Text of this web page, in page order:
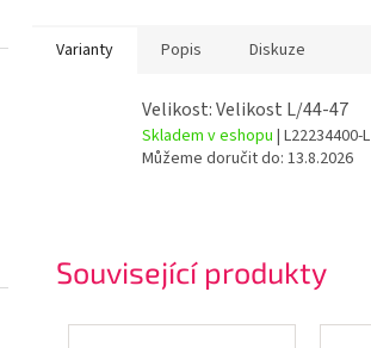
Související produkty
Varianty Popis Diskuze
Velikost: Velikost L/44-47
Skladem v eshopu | L22234400-L
Můžeme doručit do: 13.8.2026